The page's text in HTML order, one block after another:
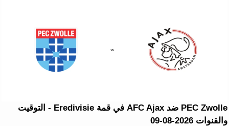
PEC Zwolle ضد AFC Ajax في قمة Eredivisie - التوقيت
والقنوات 2026-08-09